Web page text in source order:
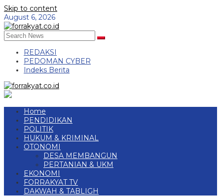
Skip to content
August 6, 2026
REDAKSI
PEDOMAN CYBER
Indeks Berita
Home
PENDIDIKAN
POLITIK
HUKUM & KRIMINAL
OTONOMI
DESA MEMBANGUN
PERTANIAN & UKM
EKONOMI
FORRAKYAT TV
DAKWAH & TABLIGH